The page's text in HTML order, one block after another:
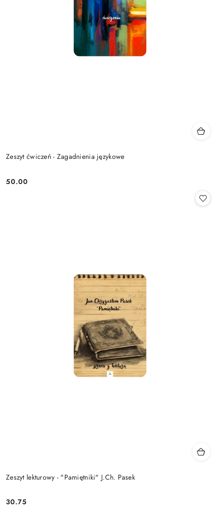
Zeszyt ćwiczeń - Zagadnienia językowe
Cena:
50.00
Zeszyt lekturowy - "Pamiętniki" J.Ch. Pasek
Cena:
30.75